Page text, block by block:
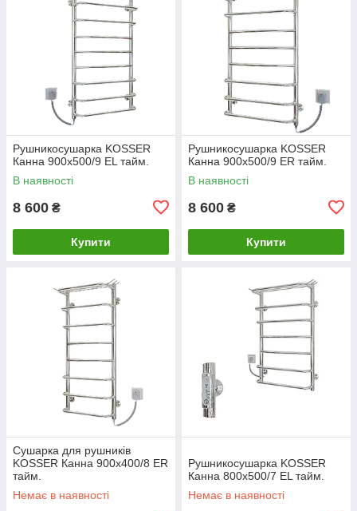
Рушникосушарка KOSSER
Канна 900х500/9 ЕL тайм.
В наявності
8 600 ₴
Купити
Рушникосушарка KOSSER
Канна 900х500/9 ЕR тайм.
В наявності
8 600 ₴
Купити
Сушарка для рушників
KOSSER Канна 900х400/8 ER
тайм.
Немає в наявності
Рушникосушарка KOSSER
Канна 800х500/7 ЕL тайм.
Немає в наявності